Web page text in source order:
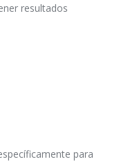
resultados
para